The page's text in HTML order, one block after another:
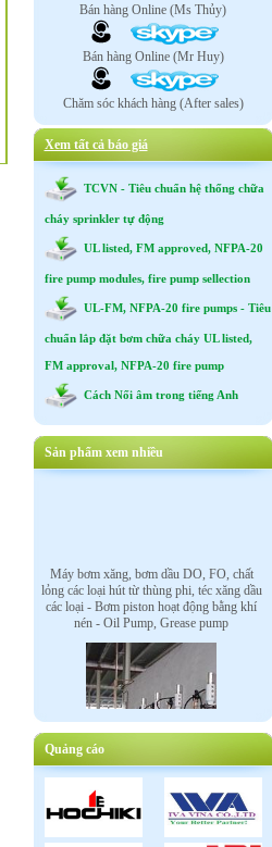
Bán hàng Online (Ms Thủy)
Bán hàng Online (Mr Huy)
Chăm sóc khách hàng (After sales)
Xem tất cả báo giá
TCVN - Tiêu chuẩn hệ thống chữa
cháy sprinkler tự động
UL listed, FM approved, NFPA-20
fire pump modules, fire pump sellection
UL-FM, NFPA-20 fire pumps - Tiêu
chuẩn lắp đặt bơm chữa cháy UL listed,
FM approval, NFPA-20 fire pump
Cách Nối âm trong tiếng Anh
Sản phẩm xem nhiều
Máy bơm xăng, bơm dầu DO, FO, chất
lỏng các loại hút từ thùng phi, téc xăng dầu
các loại - Bơm piston hoạt động bằng khí
nén - Oil Pump, Grease pump
Van điều khiển tự động bằng mô tơ điện,
Quảng cáo